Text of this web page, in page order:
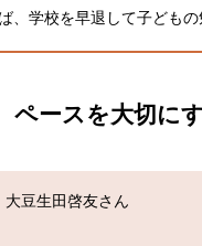
、学校を早退して子ども
ペースを大切に
大豆生田啓友さん